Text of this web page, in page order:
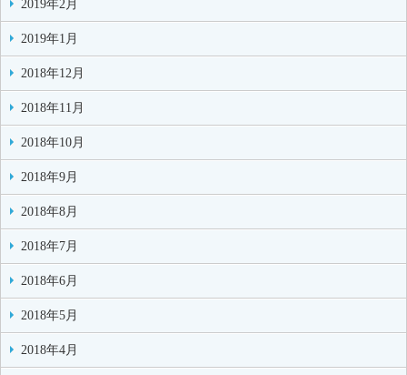
2019年2月
2019年1月
2018年12月
2018年11月
2018年10月
2018年9月
2018年8月
2018年7月
2018年6月
2018年5月
2018年4月